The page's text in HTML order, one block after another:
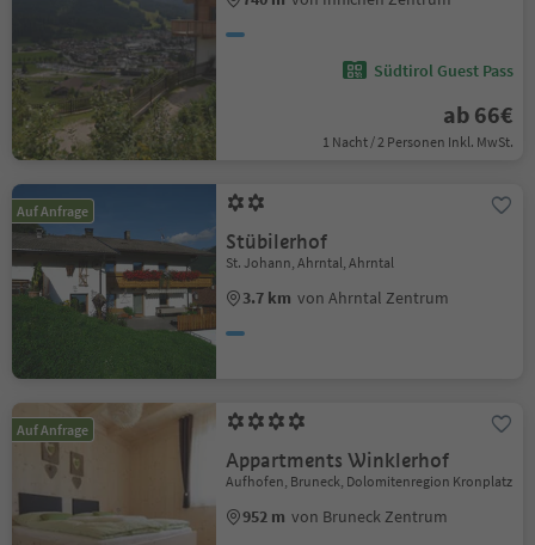
Südtirol Guest Pass
ab 66€
1 Nacht / 2 Personen Inkl. MwSt.
Auf Anfrage
Stübilerhof
St. Johann, Ahrntal, Ahrntal
3.7 km von Ahrntal Zentrum
Auf Anfrage
Appartments Winklerhof
Aufhofen, Bruneck, Dolomitenregion Kronplatz
952 m von Bruneck Zentrum